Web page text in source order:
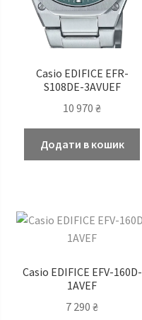
Casio EDIFICE EFR-
S108DE-3AVUEF
10 970₴
Додати в кошик
Casio EDIFICE EFV-160D-
1AVEF
7 290₴